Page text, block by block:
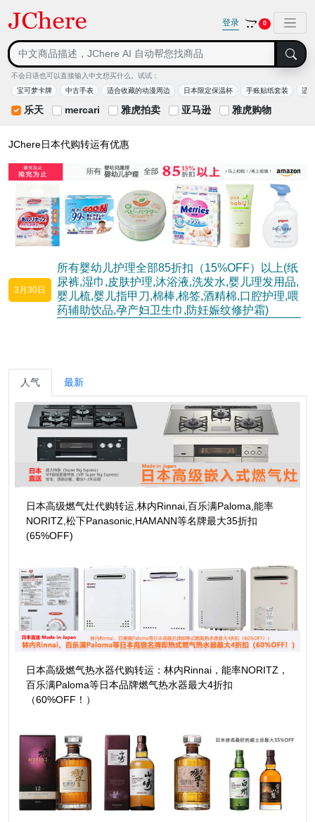
登录 0
不会日语也可以直接输入中文想买什么。试试：
宝可梦卡牌
中古手表 适合收藏的动漫周边 日本限定保温杯 手账贴纸套装 适
乐天 mercari 雅虎拍卖 亚马逊 雅虎购物
JChere日本代购转运有优惠
3月30日
所有婴幼儿护理全部85折扣（15%OFF）以上(纸
尿裤,湿巾,皮肤护理,沐浴液,洗发水,婴儿理发用品,
婴儿梳,婴儿指甲刀,棉棒,棉签,酒精棉,口腔护理,喂
药辅助饮品,孕产妇卫生巾,防妊娠纹修护霜)
人气 最新
日本高级燃气灶代购转运,林内Rinnai,百乐满Paloma,能率
NORITZ,松下Panasonic,HAMANN等名牌最大35折扣
(65%OFF)
日本高级燃气热水器代购转运：林内Rinnai，能率NORITZ，
百乐满Paloma等日本品牌燃气热水器最大4折扣
（60%OFF！）